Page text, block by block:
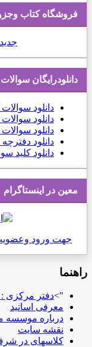
فروشگاه کتاب
دانلودرایگان سوالات
دانلود
دانلود
دانلود
دانلود
دانلود کلید
معین در اینستاگرام
جهت ورود
راهنما
">دفتر مرکزی : 02188940962
معرفی اساتید
درباره موسسه
نقشه سایت
کلاسهای در